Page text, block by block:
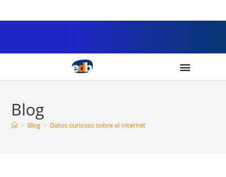
Blog
> Blog > Datos curiosos sobre el Internet